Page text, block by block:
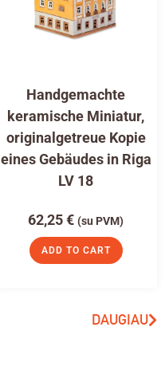
Handgemachte
keramische Miniatur,
originalgetreue Kopie
eines Gebäudes in Riga
LV 18
62,25€ (su PVM)
ADD TO CART
DAUGIAU